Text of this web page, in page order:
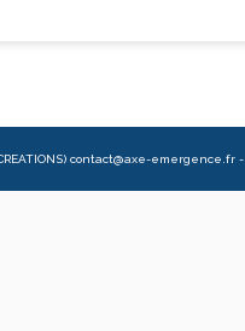
contact@axe-emergence.fr -